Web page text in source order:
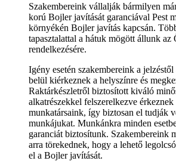
Szakembereink vállalják bármilyen
korú Bojler javítását garanciával Pest
környékén Bojler javítás kapcsán.
tapasztalattal a hátuk mögött állunk az
rendelkezésére.
Igény esetén szakembereink a
belül kiérkeznek a helyszínre és
Raktárkészletről biztosított kiváló
alkatrészekkel felszerelkezve érkeznek
munkatársaink, így biztosan el tudják
munkájukat. Munkánkra minden
garanciát biztosítunk. Szakembereink
arra törekednek, hogy a lehető
el a Bojler javítását.